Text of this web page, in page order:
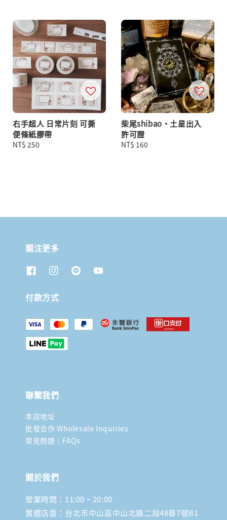
右手超人 日常片刻 可撕
便條紙膠帶
Regular
NT$ 250
柴尾shibao・土星出入
許可證
Regular
NT$ 160
關注更多
付款方式
聯繫我們
本店地址
批發合作 Wholesale Inquiries
常見問題｜FAQs
關於我們
營業時間：11:00 ~ 20:00
實體店面：台北市中山區中山北路二段48巷7號B1